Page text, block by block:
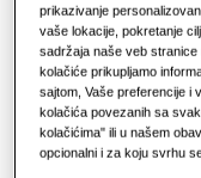
Hoteli
Maloprodaja
Rješenja za
Kontrole
Hero proizvodi
KAPACITET: 2.0KW
WindFree™️
AR07CXCAAWKNEU
prikazivanje
vaše lokacije, pokretanje
sadržaja naše veb
kolačiće prikupljamo
sajtom, Vaše preferencije i
kolačića povezanih sa
kolačićima" ili u našem
opcionalni i za koju svrhu